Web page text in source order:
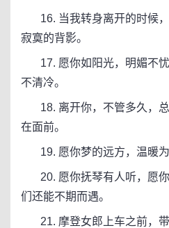
16. 当我转身离开的时候，
寂寞的背影。
17. 愿你如阳光，明媚不忧
不清冷。
18. 离开你，不管多久，总
在面前。
19. 愿你梦的远方，温暖为
20. 愿你抚琴有人听，愿你
们还能不期而遇。
21. 摩登女郎上车之前，带